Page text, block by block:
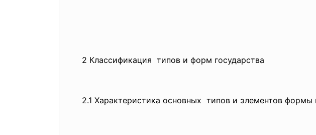
2 Классификация типов и форм государства
2.1 Характеристика основных типов и элементов формы